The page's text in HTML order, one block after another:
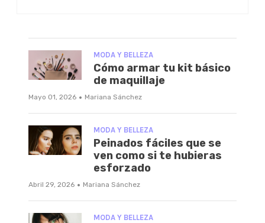
MODA Y BELLEZA
Cómo armar tu kit básico
de maquillaje
Mayo 01, 2026 · Mariana Sánchez
MODA Y BELLEZA
Peinados fáciles que se
ven como si te hubieras
esforzado
Abril 29, 2026 · Mariana Sánchez
MODA Y BELLEZA